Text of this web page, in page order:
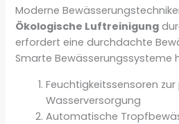
Moderne
Ökologische Luftreinigung
erfordert eine durchdachte
Smarte Bewässerungssysteme
Feuchtigkeitssensoren zur
Wasserversorgung
Automatische